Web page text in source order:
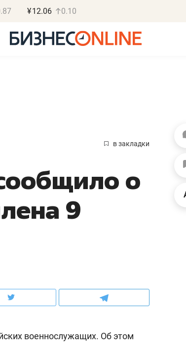
¥12.06 0.10
в закладки
о
9
военнослужащих. Об этом
«Не зная
правил, бизнес
потерять